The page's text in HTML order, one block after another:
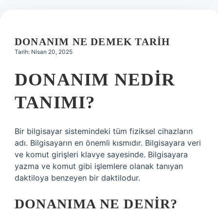
Hakkımızda
DONANIM NE DEMEK TARIH
Tarih: Nisan 20, 2025
DONANIM NEDIR
TANIMI?
Bir bilgisayar sistemindeki tüm fiziksel cihazların
adı. Bilgisayarın en önemli kısmıdır. Bilgisayara veri
ve komut girişleri klavye sayesinde. Bilgisayara
yazma ve komut gibi işlemlere olanak tanıyan
daktiloya benzeyen bir daktilodur.
DONANIMA NE DENIR?